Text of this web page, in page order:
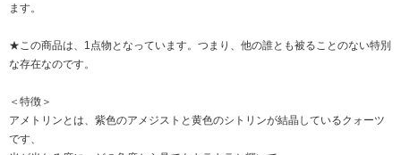
ます。
★この商品は、1点物となっています。つまり、他の誰とも被ることのない特別
な存在なのです。
＜特徴＞
アメトリンとは、紫色のアメジストと黄色のシトリンが結晶しているクォーツ
です、